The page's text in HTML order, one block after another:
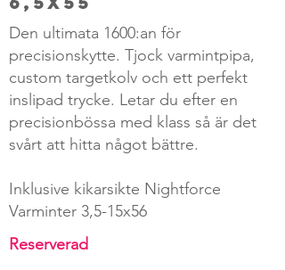
Den ultimata 1600:an för
precisionskytte. Tjock varmintpipa,
custom targetkolv och ett perfekt
inslipad trycke. Letar du efter en
precisionbössa med klass så är det
svårt att hitta något bättre.
Inklusive kikarsikte Nightforce
Varminter 3,5-15x56
Reserverad